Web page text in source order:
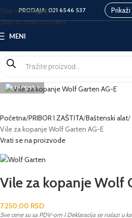
Skip to navigation
Skip to main content
PRODAJA:021 6546 537
MENI
RASPRODATO
Početna PRIBOR I ZAŠTITA Baštenski alat
Vile za kopanje Wolf Garten AG-E
Vrati se na proizvode
Vile za kopanje Wolf
7.250,00 RSD
Sve cene su sa PDV-om I Deklaracija se nalazi u